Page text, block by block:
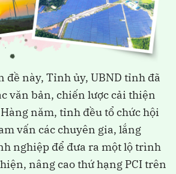
đề này, Tỉnh ủy, UBND tỉnh đã
văn bản, chiến lược cải thiện
năm, tỉnh đều tổ chức hội
vấn các chuyên gia, lắng
nghiệp để đưa ra một lộ trình
nâng cao thứ hạng PCI trên